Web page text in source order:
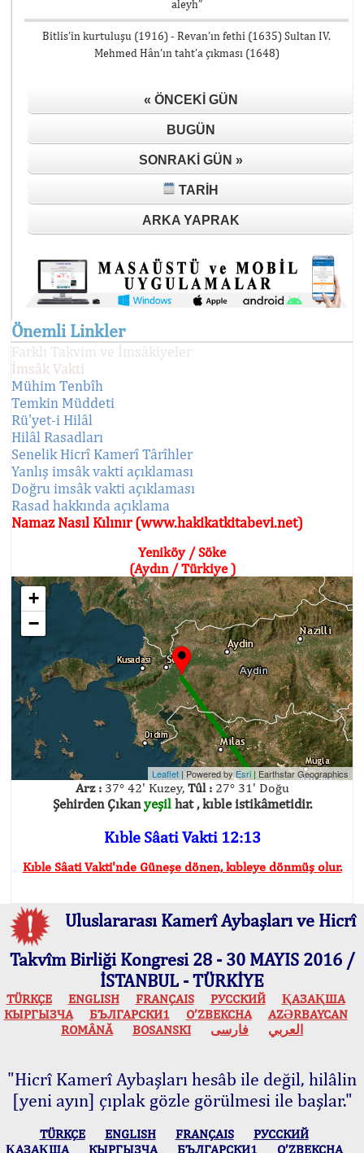
aleyh”
Bitlis’in kurtuluşu (1916) - Revan’ın fethi (1635) Sultan IV.
Mehmed Hân’ın taht’a çıkması (1648)
« ÖNCEKI GÜN
BUGÜN
SONRAKI GÜN »
TARIH
ARKA YAPRAK
Önemli Linkler
Farklı Takvim ve İmsâkiyeler
İmsâk Vakti
Mühim Tenbîh
Temkin Müddeti
Rü'yet-i Hilâl
Hilâl Rasadları
Senelik Hicrî Kamerî Târîhler
Yanlış imsâk vakti açıklaması
Doğru imsâk vakti açıklaması
Rasad hakkında açıklama
Namaz Nasıl Kılınır (www.hakikatkitabevi.net)
Yeniköy / Söke
(Aydın / Türkiye )
+
−
Leaflet | Powered by Esri|Earthstar Geographics
Arz :37° 42' Kuzey, Tûl :27° 31' Doğu
Şehirden Çıkanyeşilhat , kıble istikâmetidir.
Kıble Sâati Vakti 12:13
Kıble Sâati Vakti'nde Güneşe dönen, kıbleye dönmüş olur.
Uluslararası Kamerî Aybaşları ve Hicrî
Takvîm Birliği Kongresi 28 - 30 MAYIS 2016 /
İSTANBUL - TÜRKİYE
TÜRKÇE ENGLISH FRANÇAIS РУССКИЙ
ҚАЗАҚША
КЫPГЫЗЧA
БЪЛГАРСКИ1 O’ZBEKCHA
AZӘRBAYCAN
ROMÂNĂ
BOSANSKI العربي فارسی
"Hicrî Kamerî Aybaşları hesâb ile değil, hilâlin
[yeni ayın] çıplak gözle görülmesi ile başlar."
TÜRKÇE ENGLISH FRANÇAIS
РУССКИЙ
ҚАЗАҚША
КЫPГЫЗЧA БЪЛГАРСКИ1 O’ZBEKCHA